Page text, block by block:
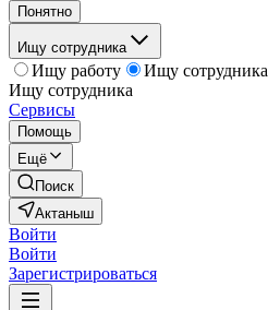
Понятно
Ищу сотрудника
Ищу работу
Ищу сотрудника
Ищу сотрудника
Сервисы
Помощь
Ещё
Поиск
Актаныш
Войти
Войти
Зарегистрироваться